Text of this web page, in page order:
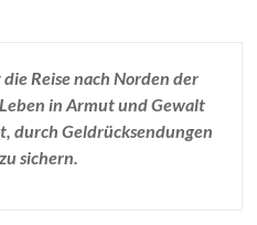
Reise nach Norden der
in Armut und Gewalt
durch Geldrücksendungen
sichern.